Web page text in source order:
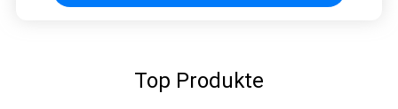
Top Produkte